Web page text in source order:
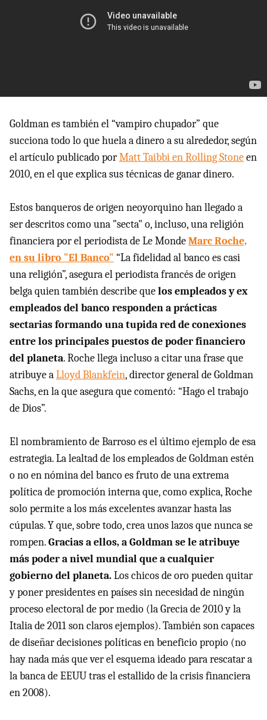
Goldman es también el “vampiro chupador” que
succiona todo lo que huela a dinero a su alrededor, según
el artículo publicado porMatt Taibbi en Rolling Stoneen
2010, en el que explica sus técnicas de ganar dinero.
Estos banqueros de origen neoyorquino han llegado a
ser descritos como una "secta" o, incluso, una religión
financiera por el periodista de Le MondeMarc Roche,
en su libro "El Banco" “La fidelidad al banco es casi
una religión”, asegura el periodista francés de origen
belga quien también describe quelos empleados y ex
empleados del banco responden a prácticas
sectarias formando una tupida red de conexiones
entre los principales puestos de poder financiero
del planeta. Roche llega incluso a citar una frase que
atribuye aLloyd Blankfein, director general de Goldman
Sachs, en la que asegura que comentó: “Hago el trabajo
de Dios”.
El nombramiento de Barroso es el último ejemplo de esa
estrategia. La lealtad de los empleados de Goldman estén
o no en nómina del banco es fruto de una extrema
política de promoción interna que, como explica, Roche
solo permite a los más excelentes avanzar hasta las
cúpulas. Y que, sobre todo, crea unos lazos que nunca se
rompen.Gracias a ellos, a Goldman se le atribuye
más poder a nivel mundial que a cualquier
gobierno del planeta.Los chicos de oro pueden quitar
y poner presidentes en países sin necesidad de ningún
proceso electoral de por medio (la Grecia de 2010 y la
Italia de 2011 son claros ejemplos). También son capaces
de diseñar decisiones políticas en beneficio propio (no
hay nada más que ver el esquema ideado para rescatar a
la banca de EEUU tras el estallido de la crisis financiera
en 2008).